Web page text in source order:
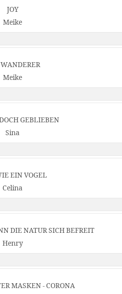
JOY
Meike
Meike
GEBLIEBEN
Sina
EIN VOGEL
Celina
DIE NATUR SICH BEFREIT
Henry
MASKEN - CORONA